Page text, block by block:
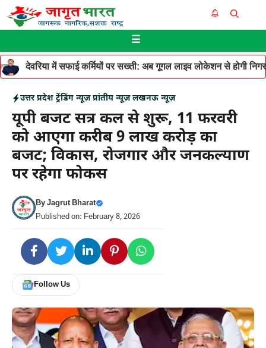
Skip
to
☰
देवरिया में सफाई कर्मियों पर सख्ती: अब गूगल लाइव लोकेशन से होगी
उत्तर प्रदेश ट्रेंडिंग न्यूज़ प्रांतीय न्यूज़ लखनऊ न्यूज़
यूपी बजट सत्र कल से शुरू, 11 फरवरी
को आएगा करीब 9 लाख करोड़ का
बजट; विकास, रोजगार और जनकल्याण
पर रहेगा फोकस
ByJagrut Bharat
Published on: February 8, 2026
Follow Us